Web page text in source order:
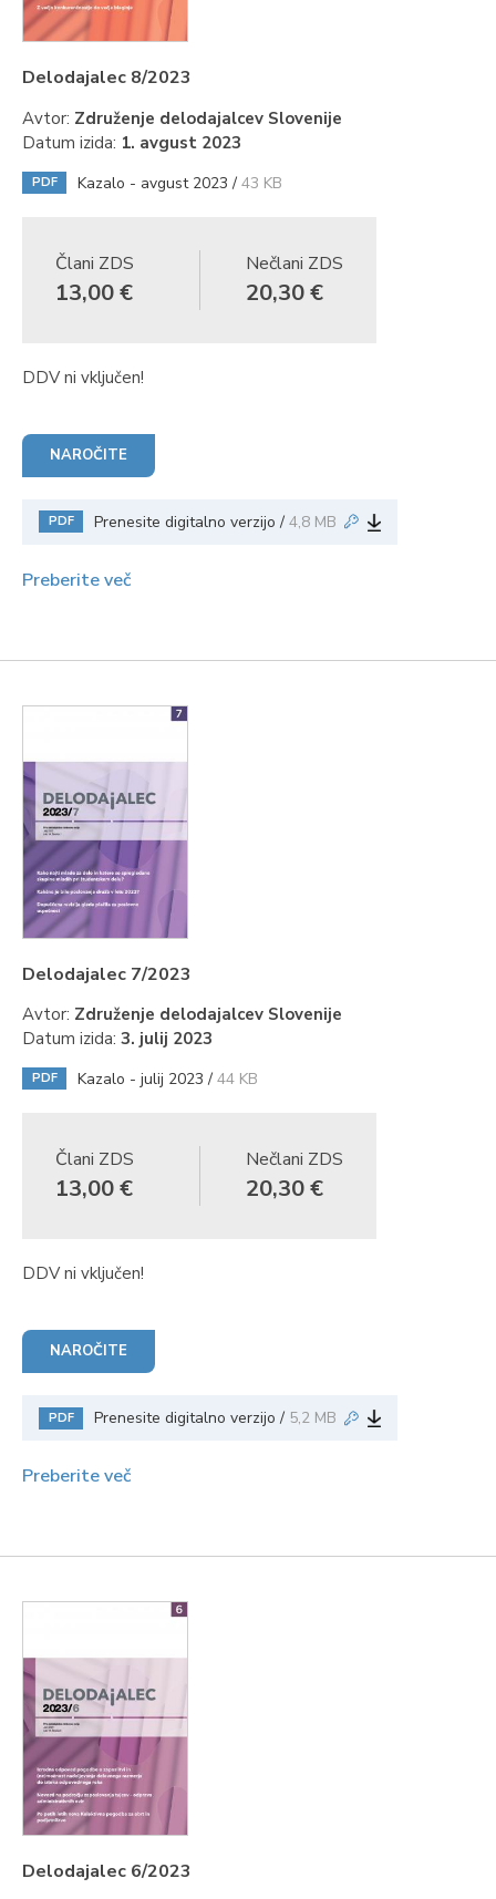
Delodajalec 8/2023
Avtor: Združenje delodajalcev Slovenije
Datum izida: 1. avgust 2023
PDF Kazalo - avgust 2023 / 43 KB
Člani ZDS
13,00 €
Nečlani ZDS
20,30 €
DDV ni vključen!
NAROČITE
PDF Prenesite digitalno verzijo / 4,8 MB
Preberite več
Delodajalec 7/2023
Avtor: Združenje delodajalcev Slovenije
Datum izida: 3. julij 2023
PDF Kazalo - julij 2023 / 44 KB
Člani ZDS
13,00 €
Nečlani ZDS
20,30 €
DDV ni vključen!
NAROČITE
PDF Prenesite digitalno verzijo / 5,2 MB
Preberite več
Delodajalec 6/2023